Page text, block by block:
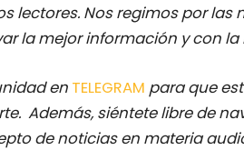
lectores. Nos regimos por las
la mejor información y con
en TELEGRAM para que
Además, siéntete libre de
de noticias en materia